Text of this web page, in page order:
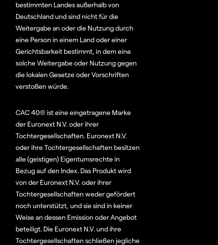
bestimmten Landes außerhalb von
Deutschland und sind nicht für die
Weitergabe an oder die Nutzung durch
eine Person in einem Land oder einer
Gerichtsbarkeit bestimmt, in dem eine
solche Weitergabe oder Nutzung gegen
die lokalen Gesetze oder Vorschriften
verstoßen würde.
CAC 40® ist eine eingetragene Marke
der Euronext N.V. oder ihrer
Tochtergesellschaften. Euronext N.V.
oder ihre Tochtergesellschaften besitzen
alle (geistigen) Eigentumsrechte in
Bezug auf den Index. Das Produkt wird
von der Euronext N.V. oder ihrer
Tochtergesellschaften weder gefördert
noch unterstützt, und sie sind in keiner
Weise an dessen Emission oder Angebot
beteiligt. Die Euronext N.V. und ihre
Tochtergesellschaften schließen jegliche